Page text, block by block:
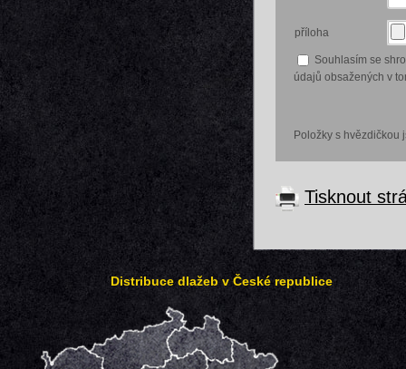
příloha
Souhlasím se
údajů obsažených v
Položky s hvězdičkou
Tisknout
Distribuce dlažeb v České republice